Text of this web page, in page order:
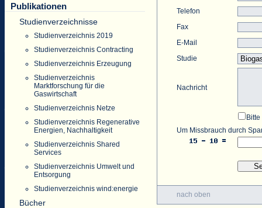
Publikationen
Studienverzeichnisse
Studienverzeichnis 2019
Studienverzeichnis Contracting
Studienverzeichnis Erzeugung
Studienverzeichnis
Marktforschung für die
Gaswirtschaft
Studienverzeichnis Netze
Studienverzeichnis Regenerative
Energien, Nachhaltigkeit
Studienverzeichnis Shared
Services
Studienverzeichnis Umwelt und
Entsorgung
Studienverzeichnis wind:energie
Bücher
Telefon
Fax
E-Mail
Studie
Nachricht
Um Missbrauch durch
nach oben